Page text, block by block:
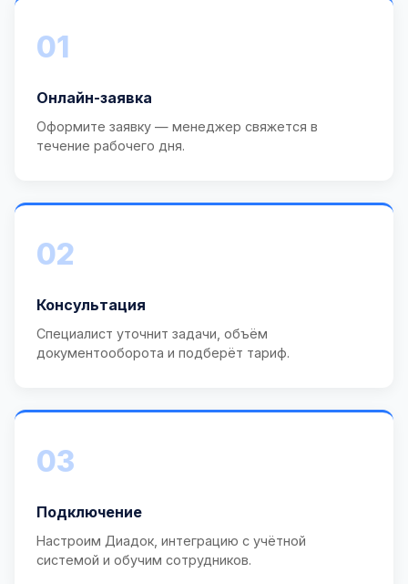
01
Онлайн-заявка
Оформите заявку — менеджер свяжется в
течение рабочего дня.
02
Консультация
Специалист уточнит задачи, объём
документооборота и подберёт тариф.
03
Подключение
Настроим Диадок, интеграцию с учётной
системой и обучим сотрудников.